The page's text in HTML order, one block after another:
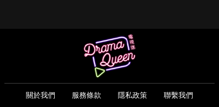
關於我們 服務條款 隱私政策 聯繫我們